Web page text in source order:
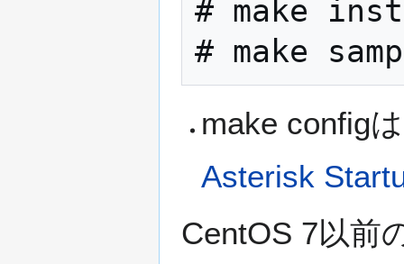
# make
make config
Asterisk
CentOS 7以前